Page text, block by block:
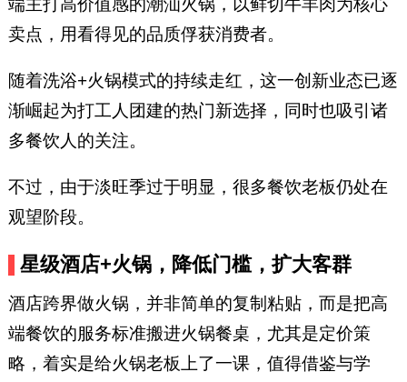
端主打高价值感的潮汕火锅，以鲜切牛羊肉为核心
卖点，用看得见的品质俘获消费者。
随着洗浴+火锅模式的持续走红，这一创新业态已逐
渐崛起为打工人团建的热门新选择，同时也吸引诸
多餐饮人的关注。
不过，由于淡旺季过于明显，很多餐饮老板仍处在
观望阶段。
星级酒店+火锅，降低门槛，扩大客群
酒店跨界做火锅，并非简单的复制粘贴，而是把高
端餐饮的服务标准搬进火锅餐桌，尤其是定价策
略，着实是给火锅老板上了一课，值得借鉴与学